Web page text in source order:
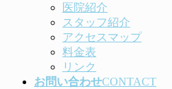
医院紹介
スタッフ紹介
アクセスマップ
料金表
リンク
お問い合わせCONTACT